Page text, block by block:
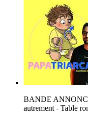
BANDE
autrement - Table